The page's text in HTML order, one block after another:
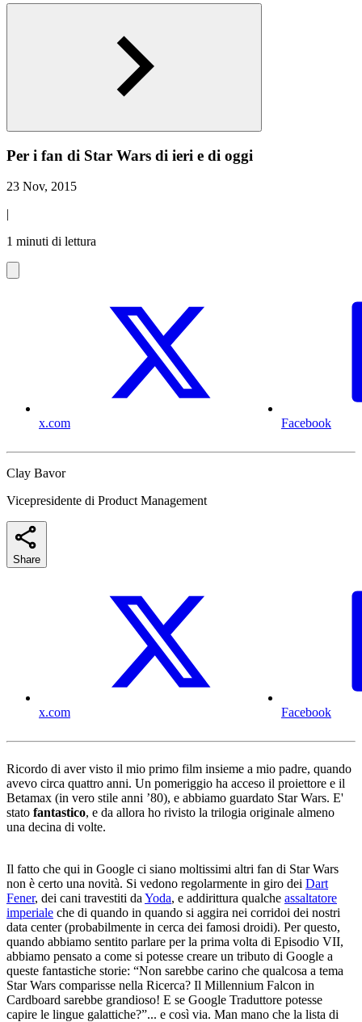
Per i fan di Star Wars di ieri e di oggi
23 Nov, 2015
|
1 minuti di lettura
x.com Facebook
Clay Bavor
Vicepresidente di Product Management
Share
x.com Facebook
Ricordo di aver visto il mio primo film insieme a mio padre, quando
avevo circa quattro anni. Un pomeriggio ha acceso il proiettore e il
Betamax (in vero stile anni ’80), e abbiamo guardato Star Wars. E'
stato fantastico, e da allora ho rivisto la trilogia originale almeno
una decina di volte.
Il fatto che qui in Google ci siano moltissimi altri fan di Star Wars
non è certo una novità. Si vedono regolarmente in giro dei Dart
Fener, dei cani travestiti daYoda, e addirittura qualche assaltatore
imperiale che di quando in quando si aggira nei corridoi dei nostri
data center (probabilmente in cerca dei famosi droidi). Per questo,
quando abbiamo sentito parlare per la prima volta di Episodio VII,
abbiamo pensato a come si potesse creare un tributo di Google a
queste fantastiche storie: “Non sarebbe carino che qualcosa a tema
Star Wars comparisse nella Ricerca? Il Millennium Falcon in
Cardboard sarebbe grandioso! E se Google Traduttore potesse
capire le lingue galattiche?”... e così via. Man mano che la lista di